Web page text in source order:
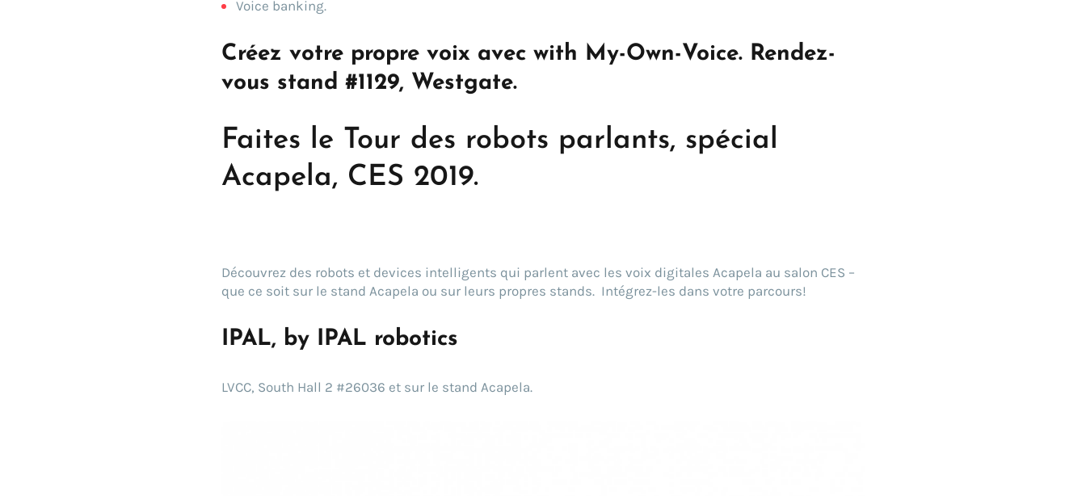
Voice banking.
Créez votre propre voix avec with My-Own-Voice. Rendez-
vous stand #1129, Westgate.
Faites le Tour des robots parlants, spécial
Acapela, CES 2019.
Découvrez des robots et devices intelligents qui parlent avec les voix digitales Acapela au salon CES –
que ce soit sur le stand Acapela ou sur leurs propres stands. Intégrez-les dans votre parcours!
IPAL, by IPAL robotics
LVCC, South Hall 2 #26036 et sur le stand Acapela.